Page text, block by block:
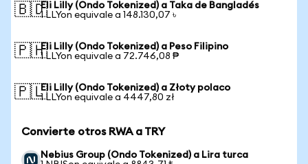
🇧🇩Eli Lilly (Ondo Tokenized) a Taka de Bangladés
1 LLYon equivale a 148.130,07 ৳
🇵🇭Eli Lilly (Ondo Tokenized) a Peso Filipino
1 LLYon equivale a 72.746,08 ₱
🇵🇱Eli Lilly (Ondo Tokenized) a Złoty polaco
1 LLYon equivale a 4447,80 zł
Convierte otros RWA a TRY
Nebius Group (Ondo Tokenized) a Lira turca